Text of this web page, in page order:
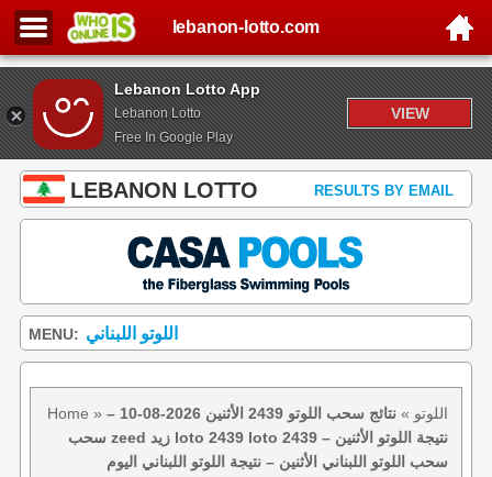
Lebanon Lotto App
Lebanon Lotto
Free In Google Play
VIEW
lebanon-lotto.com
LEBANON LOTTO RESULTS BY EMAIL
MENU: اللوتو اللبناني
Home » اللوتو »
نتائج سحب اللوتو 2439 الأثنين 2026-08-10 –
سحب zeed زيد loto 2439 loto 2439 نتيجة اللوتو الأثنين –
سحب اللوتو اللبناني الأثنين – نتيجة اللوتو اللبناني اليوم